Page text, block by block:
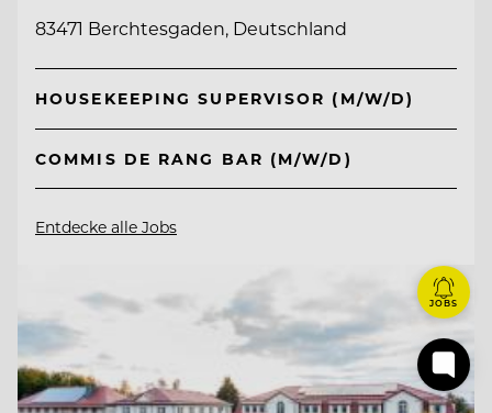
83471 Berchtesgaden, Deutschland
HOUSEKEEPING SUPERVISOR (M/W/D)
COMMIS DE RANG BAR (M/W/D)
Entdecke alle Jobs
JOBS